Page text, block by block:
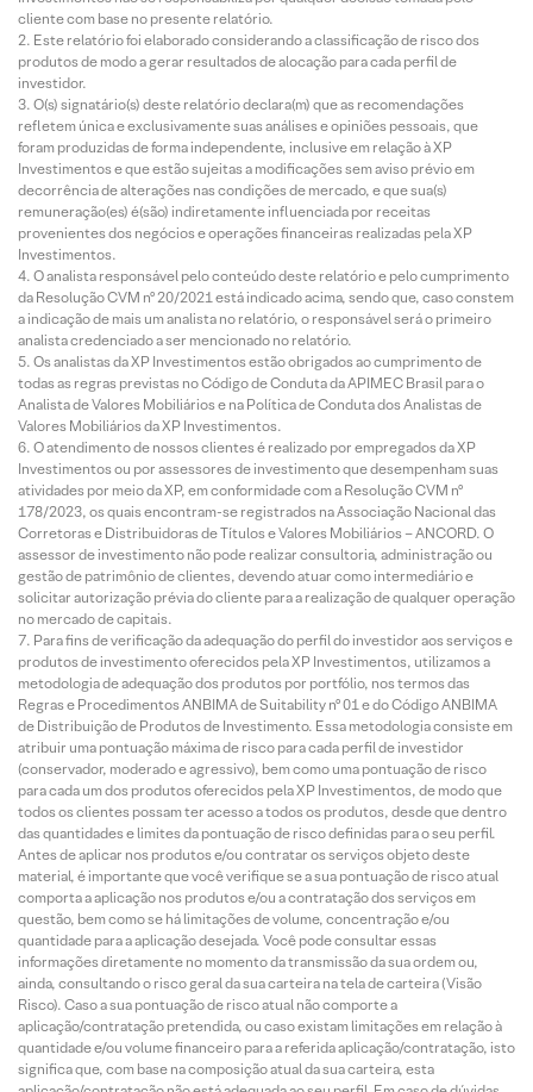
cliente com base no presente relatório.
Este relatório foi elaborado considerando a classificação de risco dos
produtos de modo a gerar resultados de alocação para cada perfil de
investidor.
O(s) signatário(s) deste relatório declara(m) que as recomendações
refletem única e exclusivamente suas análises e opiniões pessoais, que
foram produzidas de forma independente, inclusive em relação à XP
Investimentos e que estão sujeitas a modificações sem aviso prévio em
decorrência de alterações nas condições de mercado, e que sua(s)
remuneração(es) é(são) indiretamente influenciada por receitas
provenientes dos negócios e operações financeiras realizadas pela XP
Investimentos.
O analista responsável pelo conteúdo deste relatório e pelo cumprimento
da Resolução CVM nº 20/2021 está indicado acima, sendo que, caso constem
a indicação de mais um analista no relatório, o responsável será o primeiro
analista credenciado a ser mencionado no relatório.
Os analistas da XP Investimentos estão obrigados ao cumprimento de
todas as regras previstas no Código de Conduta da APIMEC Brasil para o
Analista de Valores Mobiliários e na Política de Conduta dos Analistas de
Valores Mobiliários da XP Investimentos.
O atendimento de nossos clientes é realizado por empregados da XP
Investimentos ou por assessores de investimento que desempenham suas
atividades por meio da XP, em conformidade com a Resolução CVM nº
178/2023, os quais encontram-se registrados na Associação Nacional das
Corretoras e Distribuidoras de Títulos e Valores Mobiliários – ANCORD. O
assessor de investimento não pode realizar consultoria, administração ou
gestão de patrimônio de clientes, devendo atuar como intermediário e
solicitar autorização prévia do cliente para a realização de qualquer operação
no mercado de capitais.
Para fins de verificação da adequação do perfil do investidor aos serviços e
produtos de investimento oferecidos pela XP Investimentos, utilizamos a
metodologia de adequação dos produtos por portfólio, nos termos das
Regras e Procedimentos ANBIMA de Suitability nº 01 e do Código ANBIMA
de Distribuição de Produtos de Investimento. Essa metodologia consiste em
atribuir uma pontuação máxima de risco para cada perfil de investidor
(conservador, moderado e agressivo), bem como uma pontuação de risco
para cada um dos produtos oferecidos pela XP Investimentos, de modo que
todos os clientes possam ter acesso a todos os produtos, desde que dentro
das quantidades e limites da pontuação de risco definidas para o seu perfil.
Antes de aplicar nos produtos e/ou contratar os serviços objeto deste
material, é importante que você verifique se a sua pontuação de risco atual
comporta a aplicação nos produtos e/ou a contratação dos serviços em
questão, bem como se há limitações de volume, concentração e/ou
quantidade para a aplicação desejada. Você pode consultar essas
informações diretamente no momento da transmissão da sua ordem ou,
ainda, consultando o risco geral da sua carteira na tela de carteira (Visão
Risco). Caso a sua pontuação de risco atual não comporte a
aplicação/contratação pretendida, ou caso existam limitações em relação à
quantidade e/ou volume financeiro para a referida aplicação/contratação, isto
significa que, com base na composição atual da sua carteira, esta